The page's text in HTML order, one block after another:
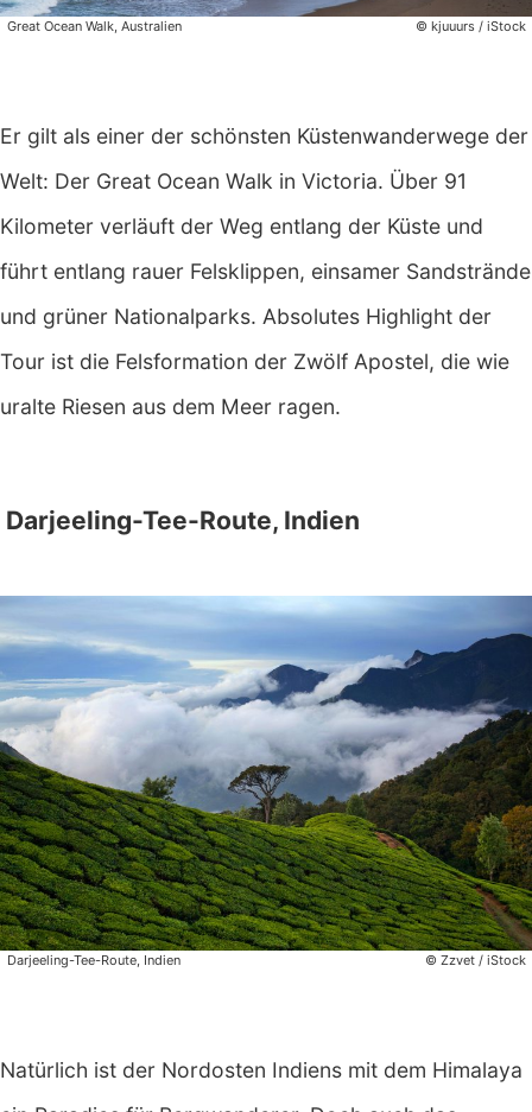
Great Ocean Walk, Australien © kjuuurs / iStock
Er gilt als einer der schönsten Küstenwanderwege der
Welt: Der Great Ocean Walk in Victoria. Über 91
Kilometer verläuft der Weg entlang der Küste und
führt entlang rauer Felsklippen, einsamer Sandstrände
und grüner Nationalparks. Absolutes Highlight der
Tour ist die Felsformation der Zwölf Apostel, die wie
uralte Riesen aus dem Meer ragen.
Darjeeling-Tee-Route, Indien
Darjeeling-Tee-Route, Indien © Zzvet / iStock
Natürlich ist der Nordosten Indiens mit dem Himalaya